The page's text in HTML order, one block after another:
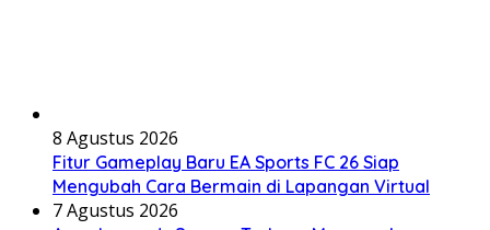
8 Agustus 2026
Fitur Gameplay Baru EA Sports FC 26 Siap
Mengubah Cara Bermain di Lapangan Virtual
7 Agustus 2026